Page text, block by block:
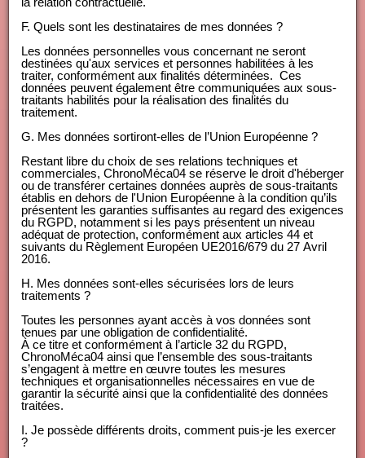
F. Quels sont les destinataires de mes données ?
Les données personnelles vous concernant ne seront
destinées qu'aux services et personnes habilitées à les
traiter, conformément aux finalités déterminées. Ces
données peuvent également être communiquées aux sous-
traitants habilités pour la réalisation des finalités du
traitement.
G. Mes données sortiront-elles de l’Union Européenne ?
Restant libre du choix de ses relations techniques et
commerciales, ChronoMéca04 se réserve le droit d'héberger
ou de transférer certaines données auprès de sous-traitants
établis en dehors de l'Union Européenne à la condition qu’ils
présentent les garanties suffisantes au regard des exigences
du RGPD, notamment si les pays présentent un niveau
adéquat de protection, conformément aux articles 44 et
suivants du Règlement Européen UE2016/679 du 27 Avril
2016.
H. Mes données sont-elles sécurisées lors de leurs
traitements ?
Toutes les personnes ayant accès à vos données sont
tenues par une obligation de confidentialité.
À ce titre et conformément à l’article 32 du RGPD,
ChronoMéca04 ainsi que l’ensemble des sous-traitants
s’engagent à mettre en œuvre toutes les mesures
techniques et organisationnelles nécessaires en vue de
garantir la sécurité ainsi que la confidentialité des données
traitées.
I. Je possède différents droits, comment puis-je les exercer
?